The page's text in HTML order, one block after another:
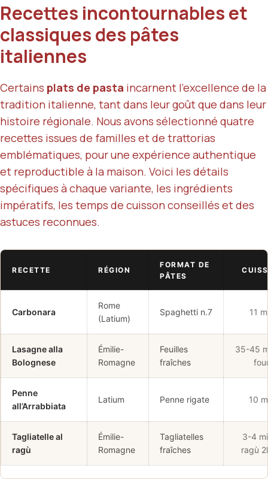
Recettes incontournables et
classiques des pâtes
italiennes
Certains plats de pasta incarnent l’excellence de la
tradition italienne, tant dans leur goût que dans leur
histoire régionale. Nous avons sélectionné quatre
recettes issues de familles et de trattorias
emblématiques, pour une expérience authentique
et reproductible à la maison. Voici les détails
spécifiques à chaque variante, les ingrédients
impératifs, les temps de cuisson conseillés et des
astuces reconnues.
RECETTE RÉGION
FORMAT DE
PÂTES
Carbonara
Rome
(Latium)
Spaghetti n.7 11
Lasagne alla
Bolognese
Émilie-
Romagne
Feuilles
fraîches
35-45
Penne
all’Arrabbiata
Latium Penne rigate 10
Tagliatelle al
ragù
Émilie-
Romagne
Tagliatelles
fraîches
3-4
ragù